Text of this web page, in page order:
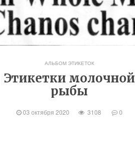
АЛЬБОМ ЭТИКЕТОК
Этикетки молочной
рыбы
03 октября 2020 3108 0